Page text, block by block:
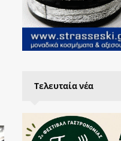
Τελευταία νέα